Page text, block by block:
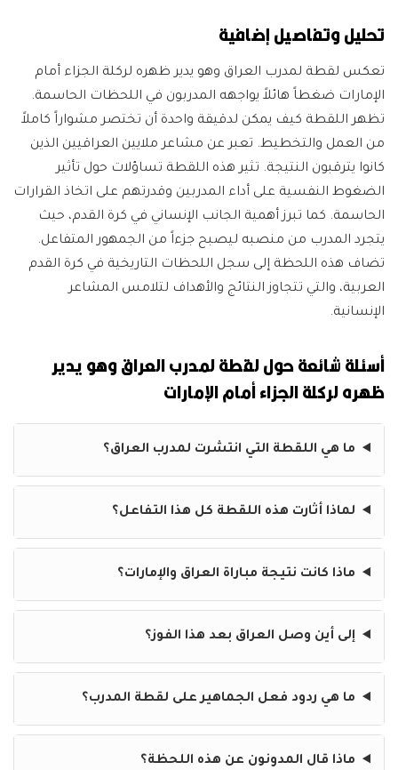
تحليل وتفاصيل إضافية
تعكس لقطة لمدرب العراق وهو يدير ظهره لركلة الجزاء أمام
الإمارات ضغطاً هائلاً يواجهه المدربون في اللحظات الحاسمة.
تظهر اللقطة كيف يمكن لدقيقة واحدة أن تختصر مشواراً كاملاً
من العمل والتخطيط. تعبر عن مشاعر ملايين العراقيين الذين
كانوا يترقبون النتيجة. تثير هذه اللقطة تساؤلات حول تأثير
الضغوط النفسية على أداء المدربين وقدرتهم على اتخاذ القرارات
الحاسمة. كما تبرز أهمية الجانب الإنساني في كرة القدم، حيث
يتجرد المدرب من منصبه ليصبح جزءاً من الجمهور المتفاعل.
تضاف هذه اللحظة إلى سجل اللحظات التاريخية في كرة القدم
العربية، والتي تتجاوز النتائج والأهداف لتلامس المشاعر
الإنسانية.
أسئلة شائعة حول لقطة لمدرب العراق وهو يدير
ظهره لركلة الجزاء أمام الإمارات
ما هي اللقطة التي انتشرت لمدرب العراق؟
لماذا أثارت هذه اللقطة كل هذا التفاعل؟
ماذا كانت نتيجة مباراة العراق والإمارات؟
إلى أين وصل العراق بعد هذا الفوز؟
ما هي ردود فعل الجماهير على لقطة المدرب؟
ماذا قال المدونون عن هذه اللحظة؟